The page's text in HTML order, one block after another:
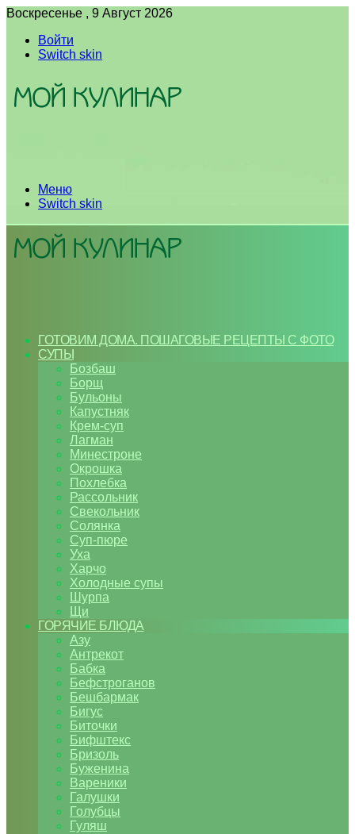
Воскресенье , 9 Август 2026
Войти
Switch skin
Меню
Switch skin
ГОТОВИМ ДОМА. ПОШАГОВЫЕ РЕЦЕПТЫ С ФОТО
СУПЫ
Бозбаш
Борщ
Бульоны
Капустняк
Крем-суп
Лагман
Минестроне
Окрошка
Похлебка
Рассольник
Свекольник
Солянка
Суп-пюре
Уха
Харчо
Холодные супы
Шурпа
Щи
ГОРЯЧИЕ БЛЮДА
Азу
Антрекот
Бабка
Бефстроганов
Бешбармак
Бигус
Биточки
Бифштекс
Бризоль
Буженина
Вареники
Галушки
Голубцы
Гуляш